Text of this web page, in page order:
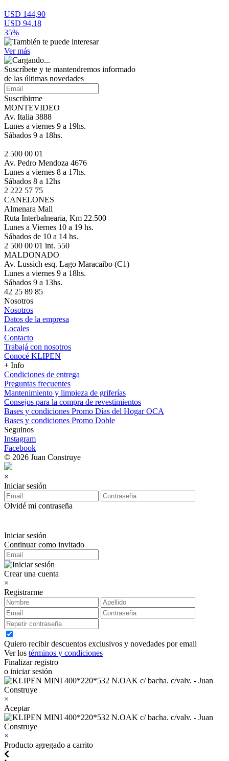
USD 144,90
USD 94,18
35%
Ver más
Suscríbete y te mantendremos informado
de las últimas novedades
Suscribirme
MONTEVIDEO
Av. Italia 3888
Lunes a viernes 9 a 19hs.
Sábados 9 a 18hs.
2 500 00 01
Av. Pedro Mendoza 4676
Lunes a viernes 8 a 17hs.
Sábados 8 a 12hs
2 222 57 75
CANELONES
Almenara Mall
Ruta Interbalnearia, Km 22.500
Lunes a Viernes 10 a 19 hs.
Sábados de 10 a 14 hs.
2 500 00 01 int. 550
MALDONADO
Av. Lussich esq. Lago Maracaibo (C1)
Lunes a viernes 9 a 18hs.
Sábados 9 a 13hs.
42 25 89 85
Nosotros
Nosotros
Datos de la empresa
Locales
Contacto
Trabajá con nosotros
Conocé KLIPEN
+ Info
Condiciones de entrega
Preguntas frecuentes
Mantenimiento y limpieza de griferías
Consejos para la compra de revestimientos
Bases y condiciones Promo Días del Hogar OCA
Bases y condiciones Promo Doble
Seguinos
Instagram
Facebook
© 2026 Juan Construye
×
Iniciar sesión
Olvidé mi contraseña
Iniciar sesión
Continuar como invitado
Crear una cuenta
×
Registrarme
Quiero recibir descuentos exclusivos y novedades por email
Ver los términos y condiciones
Finalizar registro
o iniciar sesión
×
Aceptar
×
Producto agregado a carrito